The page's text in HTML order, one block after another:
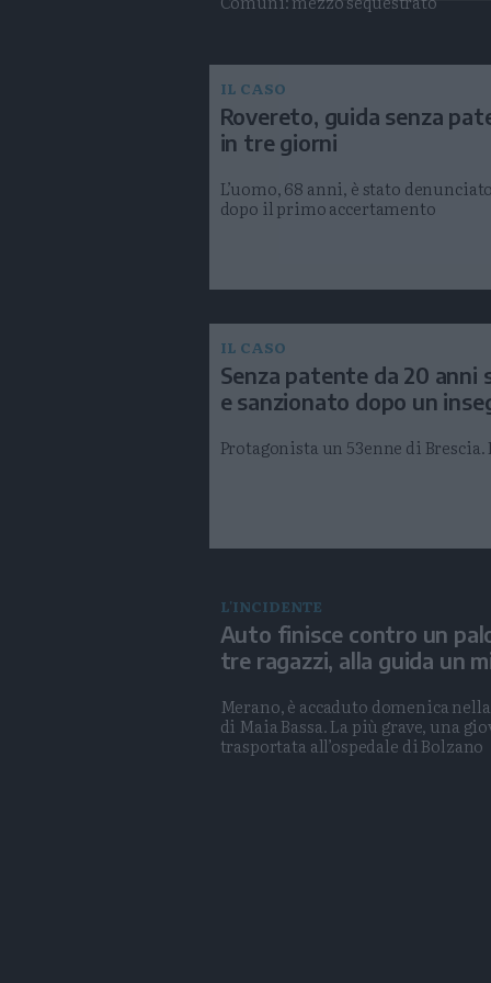
IL CASO
Rovereto, guida senza
in tre giorni
L’uomo, 68 anni, è stato
dopo il primo accertamento
IL CASO
Senza patente da 20
e sanzionato dopo un
Protagonista un 53enne di
L'INCIDENTE
Auto finisce contro un
tre ragazzi, alla guida un
Merano, è accaduto domenica
di Maia Bassa. La più grave, una
trasportata all’ospedale di Bolzano